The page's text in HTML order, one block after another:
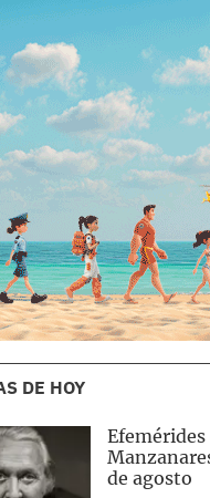
DE HOY
Efemérides
de agosto